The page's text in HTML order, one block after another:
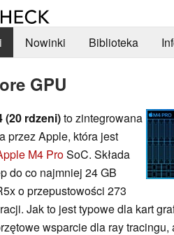
Nowinki Biblioteka
GPU
(20 rdzeni)to zintegrowana
przez Apple, która jest
M4 ProSoC. Składa
do co najmniej 24 GB
o przepustowości 273
Jak to jest typowe dla kart
wsparcie dla ray tracingu,